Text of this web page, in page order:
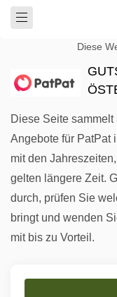
Diese
Diese Seite
Angebote für PatPat
mit den
gelten längere Zeit.
durch, prüfen Sie
bringt und wenden
mit bis zu Vorteil.